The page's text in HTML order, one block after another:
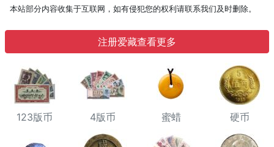
本站部分内容收集于互联网，如有侵犯您的权利请联系我们及时删除。
注册爱藏查看更多
123版币 4版币 蜜蜡 硬币